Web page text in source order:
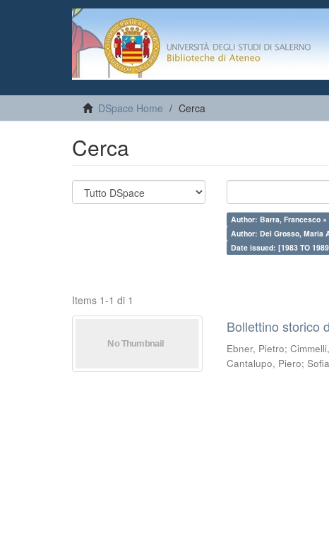
DSpace Home Cerca
Cerca
Author: Barra, Francesco ×
Author: Del Grosso, Maria
Date issued: [1983 TO
Items 1-1 di 1
Bollettino storico
Ebner, Pietro;
Cantalupo, Piero;